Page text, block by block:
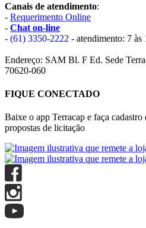
Canais de atendimento:
- Requerimento Online
- Chat on-line
- (61) 3350-2222 - atendimento: 7 às
Endereço: SAM Bl. F Ed. Sede
70620-060
FIQUE CONECTADO
Baixe o app Terracap e faça
propostas de licitação